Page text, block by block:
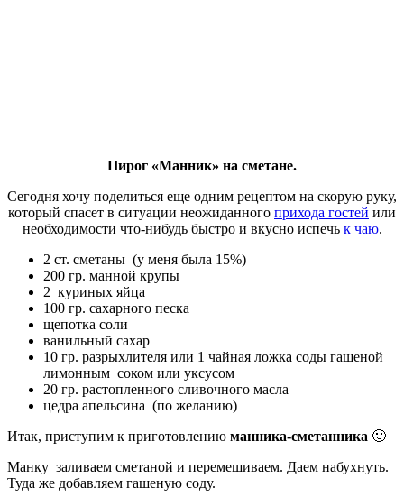
Пирог «Манник» на сметане.
Сегодня хочу поделиться еще одним рецептом на скорую руку,
который спасет в ситуации неожиданного прихода гостей или
необходимости что-нибудь быстро и вкусно испечь к чаю.
2 ст. сметаны (у меня была 15%)
200 гр. манной крупы
2 куриных яйца
100 гр. сахарного песка
щепотка соли
ванильный сахар
10 гр. разрыхлителя или 1 чайная ложка соды гашеной
лимонным соком или уксусом
20 гр. растопленного сливочного масла
цедра апельсина (по желанию)
Итак, приступим к приготовлению манника-сметанника 🙂
Манку заливаем сметаной и перемешиваем. Даем набухнуть.
Туда же добавляем гашеную соду.